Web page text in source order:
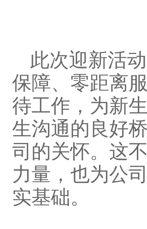
此次迎新活
保障、零距离
待工作，为新
生沟通的良好
司的关怀。这
力量，也为公
实基础。